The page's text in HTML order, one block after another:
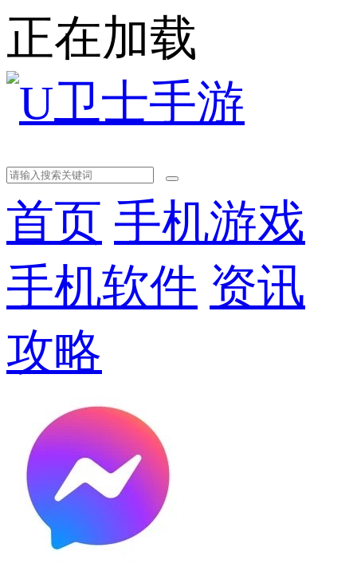
正在加载
首页 手机游戏
手机软件 资讯
攻略